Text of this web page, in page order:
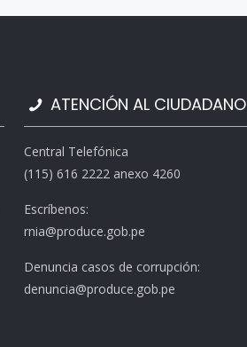
ATENCIÓN AL CIUDADANO
Central Telefónica
(115) 616 2222 anexo 4260
Escríbenos:
rnia@produce.gob.pe
Denuncia casos de corrupción:
denuncia@produce.gob.pe